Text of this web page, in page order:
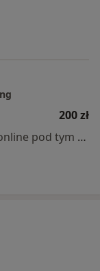
200 zł
Specjalista nie oferuje umawiania online pod tym adresem.